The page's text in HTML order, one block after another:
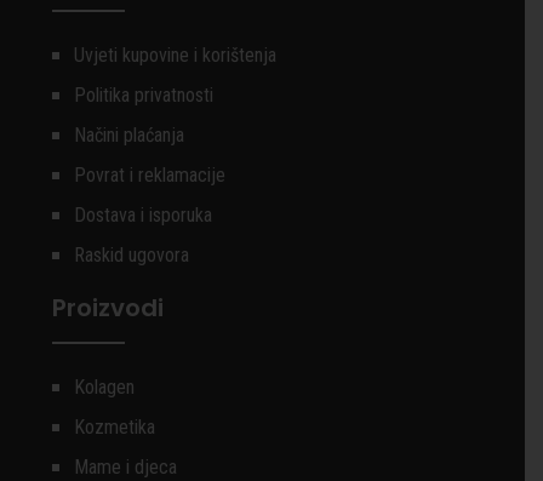
Uvjeti kupovine i korištenja
Politika privatnosti
Načini plaćanja
Povrat i reklamacije
Dostava i isporuka
Raskid ugovora
Proizvodi
Kolagen
Kozmetika
Mame i djeca